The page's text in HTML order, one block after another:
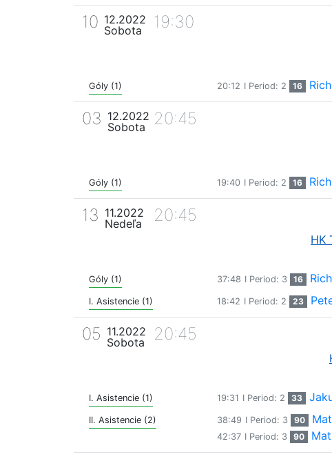
10 12.2022
Sobota
19:30
Góly (1) 20:12 I Period: 2 16
03 12.2022
Sobota
20:45
Góly (1) 19:40 I Period: 2 16
13 11.2022
Nedeľa
20:45
HK
Góly (1) 37:48 I Period: 3 16
I. Asistencie (1) 18:42 I Period: 2 23
05 11.2022
Sobota
20:45
I. Asistencie (1) 19:31 I Period: 2 33
II. Asistencie (2) 38:49 I Period: 3 90
42:37 I Period: 3 90